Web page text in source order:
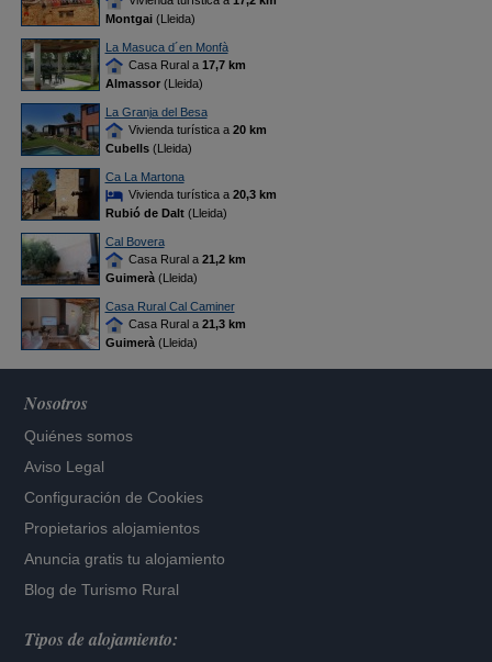
Montgai(Lleida)
La Masuca d´en Monfà
Casa Rural a 17,7 km
Almassor(Lleida)
La Granja del Besa
Vivienda turística a 20 km
Cubells(Lleida)
Ca La Martona
Vivienda turística a 20,3 km
Rubió de Dalt(Lleida)
Cal Bovera
Casa Rural a 21,2 km
Guimerà(Lleida)
Casa Rural Cal Caminer
Casa Rural a 21,3 km
Guimerà(Lleida)
Nosotros
Quiénes somos
Aviso Legal
Configuración de Cookies
Propietarios alojamientos
Anuncia gratis tu alojamiento
Blog de Turismo Rural
Tipos de alojamiento: